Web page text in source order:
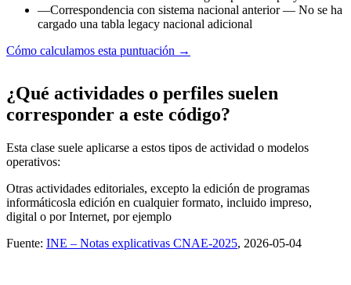
—Correspondencia con sistema nacional anterior— No se ha
cargado una tabla legacy nacional adicional
Cómo calculamos esta puntuación →
¿Qué actividades o perfiles suelen
corresponder a este código?
Esta clase suele aplicarse a estos tipos de actividad o modelos
operativos:
Otras actividades editoriales, excepto la edición de programas
informáticosla edición en cualquier formato, incluido impreso,
digital o por Internet, por ejemplo
Fuente: INE – Notas explicativas CNAE-2025, 2026-05-04